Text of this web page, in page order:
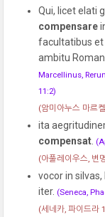
Qui, licet elati
compensare
facultatibus et
ambitu
Marcellinus,
11:2)
(암미아누스 마르
ita
compensat
(아풀레이우스, 변
vocor in
iter. (Seneca,
(세네카, 파이드라